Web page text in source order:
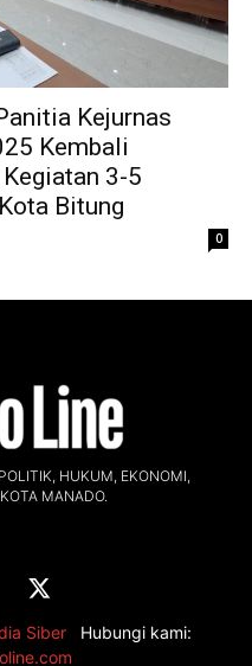
Kejurnas
Kembali
3-5
Bitung
0
HUKUM, EKONOMI,
MANADO.
Siber
Hubungi kami: